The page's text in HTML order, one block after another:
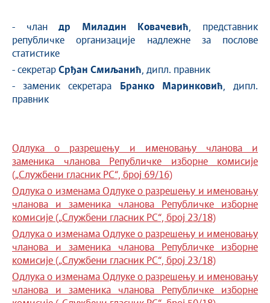
- чландр Миладин Ковачевић, представник
републичке организације надлежне за послове
статистике
- секретар Срђан Смиљанић, дипл. правник
- заменик секретара
Бранко Маринковић, дипл.
правник
Одлука о разрешењу и именовању чланова и
заменика чланова Републичке изборне комисије
(„Службени гласник РС“, број 69/16)
Одлука о изменама Одлуке о разрешењу и именовању
чланова и заменика чланова Републичке изборне
комисије („Службени гласник РС“, број 23/18)
Одлука о изменама Одлуке о разрешењу и именовању
чланова и заменика чланова Републичке изборне
комисије („Службени гласник РС“, број 23/18)
Одлука о изменама Одлуке о разрешењу и именовању
чланова и заменика чланова Републичке изборне